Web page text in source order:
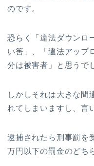
のです。
恐らく「違法ダウンロ
い筈」、「違法アップ
分は被害者」と思うで
しかしそれは大きな間
れてしまいますし、言
逮捕されたら刑事罰を
万円以下の罰金のどち